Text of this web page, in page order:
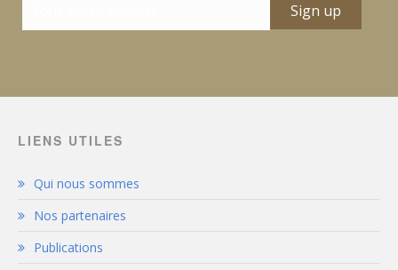
LIENS UTILES
Qui nous sommes
Nos partenaires
Publications